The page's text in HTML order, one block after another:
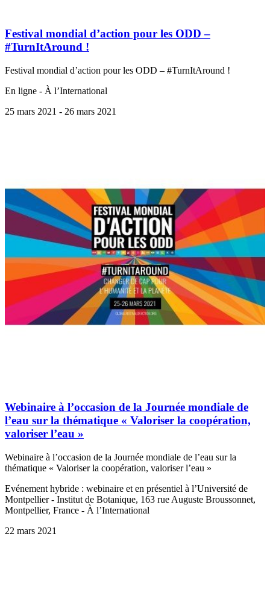
Festival mondial d’action pour les ODD –
#TurnItAround !
Festival mondial d’action pour les ODD – #TurnItAround !
En ligne - À l’International
25 mars 2021 - 26 mars 2021
Webinaire à l’occasion de la Journée mondiale de
l’eau sur la thématique « Valoriser la coopération,
valoriser l’eau »
Webinaire à l’occasion de la Journée mondiale de l’eau sur la
thématique « Valoriser la coopération, valoriser l’eau »
Evénement hybride : webinaire et en présentiel à l’Université de
Montpellier - Institut de Botanique, 163 rue Auguste Broussonnet,
Montpellier, France - À l’International
22 mars 2021